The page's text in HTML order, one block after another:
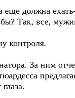
должна
Так, все,
контроля.
За ним